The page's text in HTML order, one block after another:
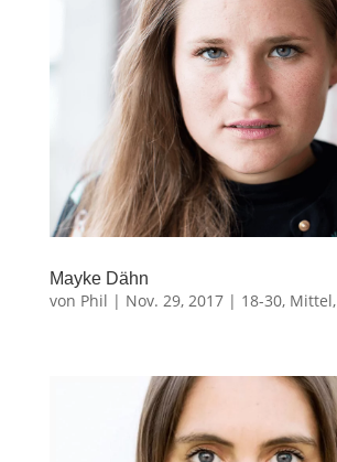
Mayke Dähn
von Phil | Nov. 29, 2017| 18-30, Mittel,